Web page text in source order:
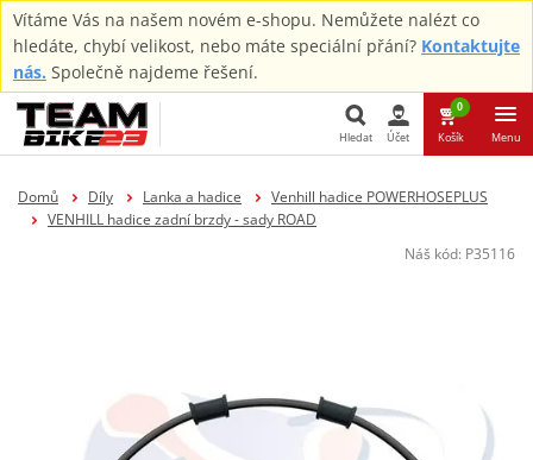
Vítáme Vás na našem novém e-shopu. Nemůžete nalézt co
hledáte, chybí velikost, nebo máte speciální přání? Kontaktujte
nás. Společně najdeme řešení.
Hledat
Hledat Účet
0
Košík Menu
Domů Díly Lanka a hadice
Venhill hadice POWERHOSEPLUS
VENHILL hadice zadní brzdy - sady ROAD
Náš kód: P35116